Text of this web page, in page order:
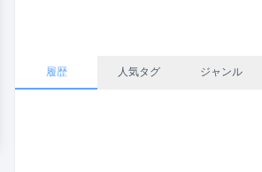
履歴 人気タグ ジャンル